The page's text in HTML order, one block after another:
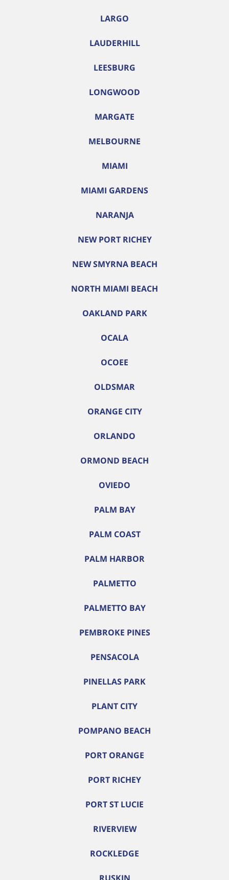
LARGO
LAUDERHILL
LEESBURG
LONGWOOD
MARGATE
MELBOURNE
MIAMI
MIAMI GARDENS
NARANJA
NEW PORT RICHEY
NEW SMYRNA BEACH
NORTH MIAMI BEACH
OAKLAND PARK
OCALA
OCOEE
OLDSMAR
ORANGE CITY
ORLANDO
ORMOND BEACH
OVIEDO
PALM BAY
PALM COAST
PALM HARBOR
PALMETTO
PALMETTO BAY
PEMBROKE PINES
PENSACOLA
PINELLAS PARK
PLANT CITY
POMPANO BEACH
PORT ORANGE
PORT RICHEY
PORT ST LUCIE
RIVERVIEW
ROCKLEDGE